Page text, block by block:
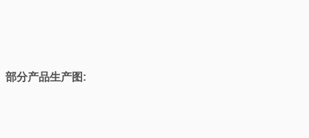
部分产品生产图: